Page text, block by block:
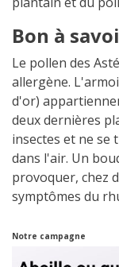
Bon à
Le pollen des
allergène.
d'or)
deux dernières
insectes et ne se
dans l'air. Un
provoquer, chez
symptômes du
Notre campagne